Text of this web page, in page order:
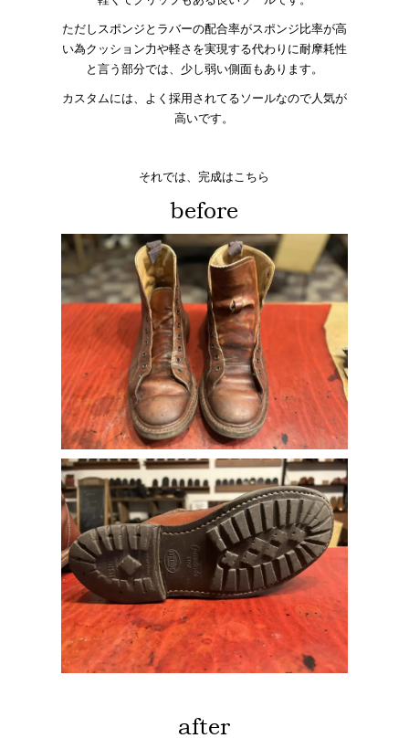
ただしスポンジとラバーの配合率がスポンジ比率が高
い為クッション力や軽さを実現する代わりに耐摩耗性
と言う部分では、少し弱い側面もあります。
カスタムには、よく採用されてるソールなので人気が
高いです。
それでは、完成はこちら
before
after